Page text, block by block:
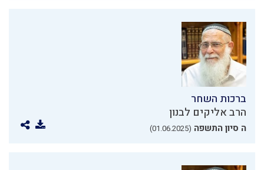
ברכות השחר
הרב אליקים לבנון
ה סיון התשפה (01.06.2025)